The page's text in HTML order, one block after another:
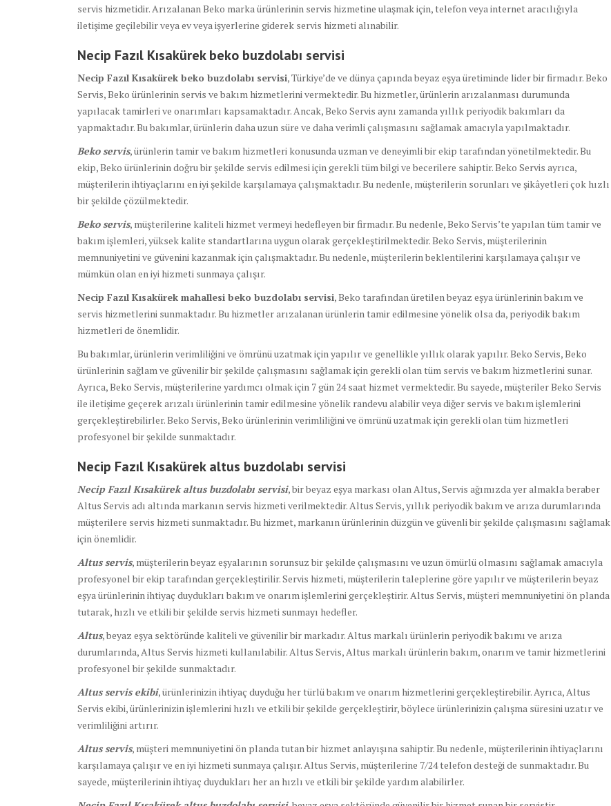
servis hizmetidir. Arızalanan Beko marka ürünlerinin servis hizmetine ulaşmak için, telefon veya internet aracılığıyla
iletişime geçilebilir veya ev veya işyerlerine giderek servis hizmeti alınabilir.
Necip Fazıl Kısakürek beko buzdolabı servisi
Necip Fazıl Kısakürek beko buzdolabı servisi, Türkiye’de ve dünya çapında beyaz eşya üretiminde lider bir firmadır. Beko
Servis, Beko ürünlerinin servis ve bakım hizmetlerini vermektedir. Bu hizmetler, ürünlerin arızalanması durumunda
yapılacak tamirleri ve onarımları kapsamaktadır. Ancak, Beko Servis aynı zamanda yıllık periyodik bakımları da
yapmaktadır. Bu bakımlar, ürünlerin daha uzun süre ve daha verimli çalışmasını sağlamak amacıyla yapılmaktadır.
Beko servis, ürünlerin tamir ve bakım hizmetleri konusunda uzman ve deneyimli bir ekip tarafından yönetilmektedir. Bu
ekip, Beko ürünlerinin doğru bir şekilde servis edilmesi için gerekli tüm bilgi ve becerilere sahiptir. Beko Servis ayrıca,
müşterilerin ihtiyaçlarını en iyi şekilde karşılamaya çalışmaktadır. Bu nedenle, müşterilerin sorunları ve şikâyetleri çok hızlı
bir şekilde çözülmektedir.
Beko servis, müşterilerine kaliteli hizmet vermeyi hedefleyen bir firmadır. Bu nedenle, Beko Servis’te yapılan tüm tamir ve
bakım işlemleri, yüksek kalite standartlarına uygun olarak gerçekleştirilmektedir. Beko Servis, müşterilerinin
memnuniyetini ve güvenini kazanmak için çalışmaktadır. Bu nedenle, müşterilerin beklentilerini karşılamaya çalışır ve
mümkün olan en iyi hizmeti sunmaya çalışır.
Necip Fazıl Kısakürek mahallesi beko buzdolabı servisi, Beko tarafından üretilen beyaz eşya ürünlerinin bakım ve
servis hizmetlerini sunmaktadır. Bu hizmetler arızalanan ürünlerin tamir edilmesine yönelik olsa da, periyodik bakım
hizmetleri de önemlidir.
Bu bakımlar, ürünlerin verimliliğini ve ömrünü uzatmak için yapılır ve genellikle yıllık olarak yapılır. Beko Servis, Beko
ürünlerinin sağlam ve güvenilir bir şekilde çalışmasını sağlamak için gerekli olan tüm servis ve bakım hizmetlerini sunar.
Ayrıca, Beko Servis, müşterilerine yardımcı olmak için 7 gün 24 saat hizmet vermektedir. Bu sayede, müşteriler Beko Servis
ile iletişime geçerek arızalı ürünlerinin tamir edilmesine yönelik randevu alabilir veya diğer servis ve bakım işlemlerini
gerçekleştirebilirler. Beko Servis, Beko ürünlerinin verimliliğini ve ömrünü uzatmak için gerekli olan tüm hizmetleri
profesyonel bir şekilde sunmaktadır.
Necip Fazıl Kısakürek altus buzdolabı servisi
Necip Fazıl Kısakürek altus buzdolabı servisi, bir beyaz eşya markası olan Altus, Servis ağımızda yer almakla beraber
Altus Servis adı altında markanın servis hizmeti verilmektedir. Altus Servis, yıllık periyodik bakım ve arıza durumlarında
müşterilere servis hizmeti sunmaktadır. Bu hizmet, markanın ürünlerinin düzgün ve güvenli bir şekilde çalışmasını sağlamak
için önemlidir.
Altus servis, müşterilerin beyaz eşyalarının sorunsuz bir şekilde çalışmasını ve uzun ömürlü olmasını sağlamak amacıyla
profesyonel bir ekip tarafından gerçekleştirilir. Servis hizmeti, müşterilerin taleplerine göre yapılır ve müşterilerin beyaz
eşya ürünlerinin ihtiyaç duydukları bakım ve onarım işlemlerini gerçekleştirir. Altus Servis, müşteri memnuniyetini ön planda
tutarak, hızlı ve etkili bir şekilde servis hizmeti sunmayı hedefler.
Altus, beyaz eşya sektöründe kaliteli ve güvenilir bir markadır. Altus markalı ürünlerin periyodik bakımı ve arıza
durumlarında, Altus Servis hizmeti kullanılabilir. Altus Servis, Altus markalı ürünlerin bakım, onarım ve tamir hizmetlerini
profesyonel bir şekilde sunmaktadır.
Altus servis ekibi, ürünlerinizin ihtiyaç duyduğu her türlü bakım ve onarım hizmetlerini gerçekleştirebilir. Ayrıca, Altus
Servis ekibi, ürünlerinizin işlemlerini hızlı ve etkili bir şekilde gerçekleştirir, böylece ürünlerinizin çalışma süresini uzatır ve
verimliliğini artırır.
Altus servis, müşteri memnuniyetini ön planda tutan bir hizmet anlayışına sahiptir. Bu nedenle, müşterilerinin ihtiyaçlarını
karşılamaya çalışır ve en iyi hizmeti sunmaya çalışır. Altus Servis, müşterilerine 7/24 telefon desteği de sunmaktadır. Bu
sayede, müşterilerinin ihtiyaç duydukları her an hızlı ve etkili bir şekilde yardım alabilirler.